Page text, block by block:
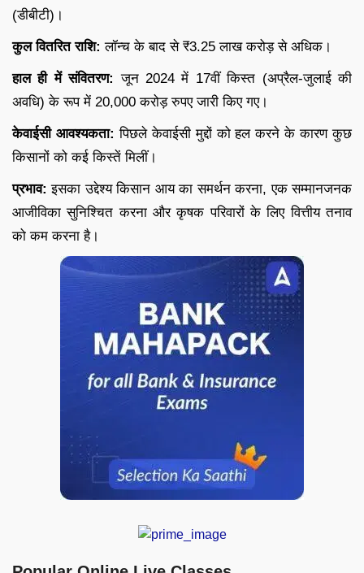
(डीबीटी)।
कुल वितरित राशि: लॉन्च के बाद से ₹3.25 लाख करोड़ से अधिक।
हाल ही में संवितरण: जून 2024 में 17वीं किस्त (अप्रैल-जुलाई की
अवधि) के रूप में 20,000 करोड़ रुपए जारी किए गए।
केवाईसी आवश्यकता: पिछले केवाईसी मुद्दों को हल करने के कारण कुछ
किसानों को कई किस्तें मिलीं।
प्रभाव: इसका उद्देश्य किसान आय का समर्थन करना, एक सम्मानजनक
आजीविका सुनिश्चित करना और कृषक परिवारों के लिए वित्तीय तनाव
को कम करना है।